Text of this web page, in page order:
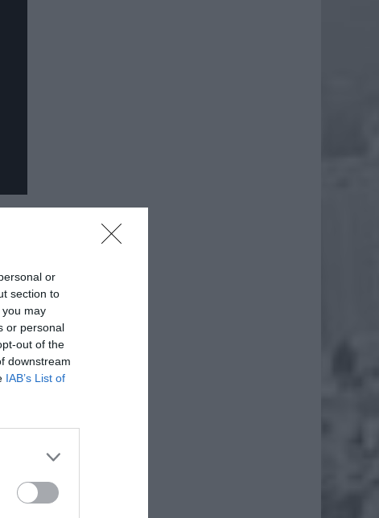
or
section to
may
or personal
out of the
downstream
IAB’s List of